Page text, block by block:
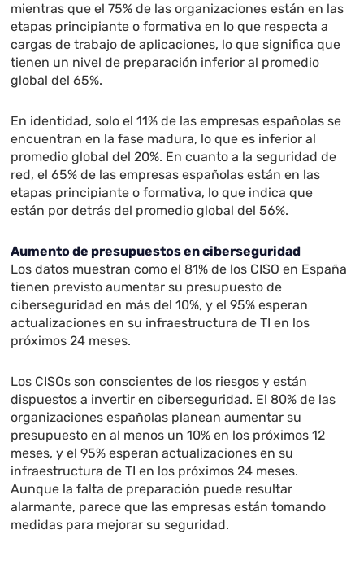
mientras que el 75% de las organizaciones están en las
etapas principiante o formativa en lo que respecta a
cargas de trabajo de aplicaciones, lo que significa que
tienen un nivel de preparación inferior al promedio
global del 65%.
En identidad, solo el 11% de las empresas españolas se
encuentran en la fase madura, lo que es inferior al
promedio global del 20%. En cuanto a la seguridad de
red, el 65% de las empresas españolas están en las
etapas principiante o formativa, lo que indica que
están por detrás del promedio global del 56%.
Aumento de presupuestos en ciberseguridad
Los datos muestran como el 81% de los CISO en España
tienen previsto aumentar su presupuesto de
ciberseguridad en más del 10%, y el 95% esperan
actualizaciones en su infraestructura de TI en los
próximos 24 meses.
Los CISOs son conscientes de los riesgos y están
dispuestos a invertir en ciberseguridad. El 80% de las
organizaciones españolas planean aumentar su
presupuesto en al menos un 10% en los próximos 12
meses, y el 95% esperan actualizaciones en su
infraestructura de TI en los próximos 24 meses.
Aunque la falta de preparación puede resultar
alarmante, parece que las empresas están tomando
medidas para mejorar su seguridad.